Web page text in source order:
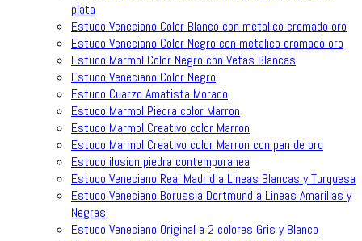
plata
Estuco Veneciano Color Blanco con metalico cromado oro
Estuco Veneciano Color Negro con metalico cromado oro
Estuco Marmol Color Negro con Vetas Blancas
Estuco Veneciano Color Negro
Estuco Cuarzo Amatista Morado
Estuco Marmol Piedra color Marron
Estuco Marmol Creativo color Marron
Estuco Marmol Creativo color Marron con pan de oro
Estuco ilusion piedra contemporanea
Estuco Veneciano Real Madrid a Lineas Blancas y Turquesa
Estuco Veneciano Borussia Dortmund a Lineas Amarillas y
Negras
Estuco Veneciano Original a 2 colores Gris y Blanco